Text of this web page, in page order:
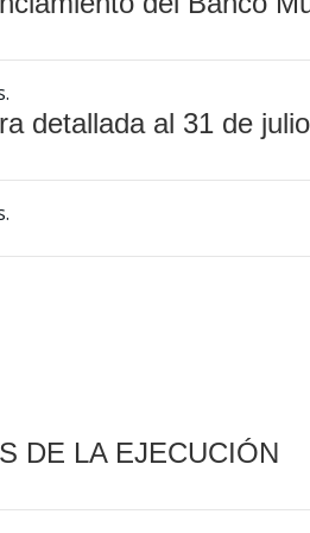
detallada al 31 de
DE LA EJECUCIÓN